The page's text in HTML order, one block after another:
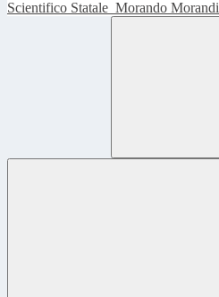
Scientifico Statale Morando Morandi